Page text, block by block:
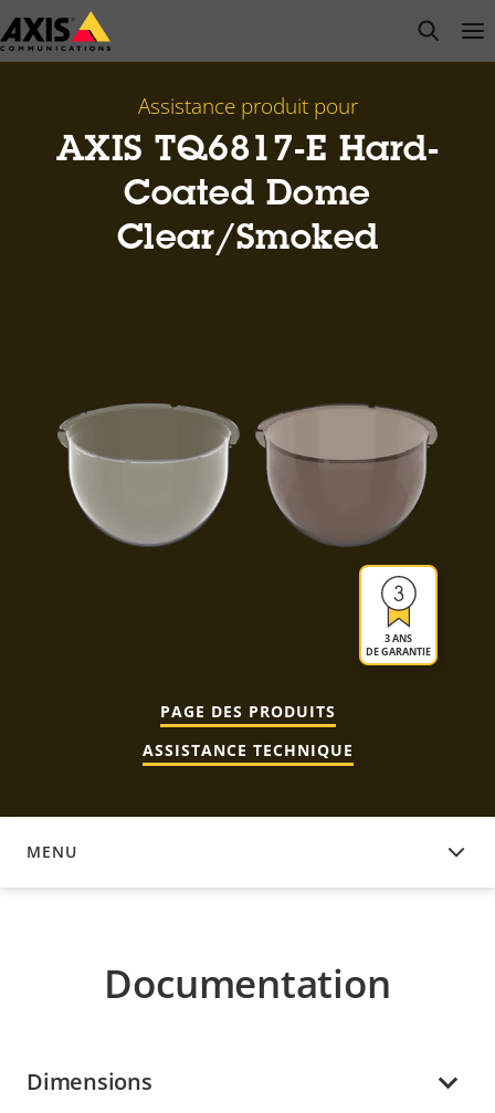
Passer
au
open
Assistance produit pour
AXIS TQ6817-E Hard-
Coated Dome
Clear/Smoked
3 ANS
DE GARANTIE
PAGE DES PRODUITS
ASSISTANCE TECHNIQUE
MENU
DOCUMENTATION
Documentation
Dimensions